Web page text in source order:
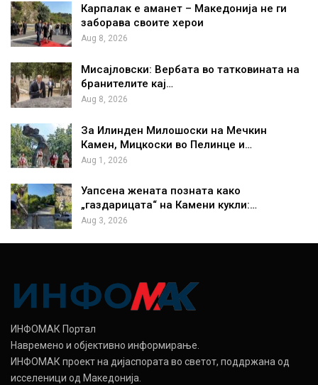
Карпалак е аманет – Македонија не ги
заборава своите херои
Aug 8, 2026
Мисајловски: Вербата во татковината на
бранителите кај…
Aug 8, 2026
За Илинден Милошоски на Мечкин
Камен, Мицкоски во Пелинце и…
Aug 1, 2026
Уапсена жената позната како
„газдарицата“ на Камени кукли:…
Aug 3, 2026
ИНФОМАК Портал
Навремено и објективно информирање.
ИНФОМАК проект на дијаспората во светот, поддржана од
исселеници од Македонија.